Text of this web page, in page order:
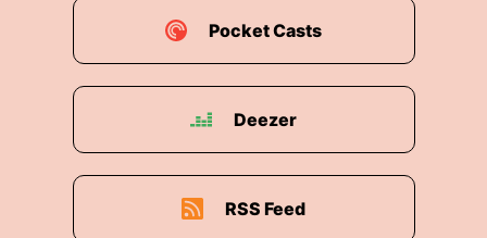
Pocket Casts
Deezer
RSS Feed